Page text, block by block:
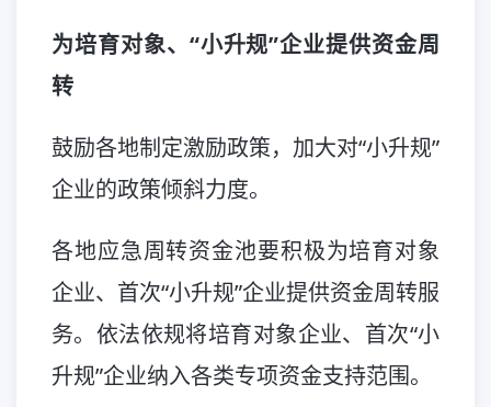
为培育对象、“小升规”企业提供资金周
转
鼓励各地制定激励政策，加大对“小升规”
企业的政策倾斜力度。
各地应急周转资金池要积极为培育对象
企业、首次“小升规”企业提供资金周转服
务。依法依规将培育对象企业、首次“小
升规”企业纳入各类专项资金支持范围。